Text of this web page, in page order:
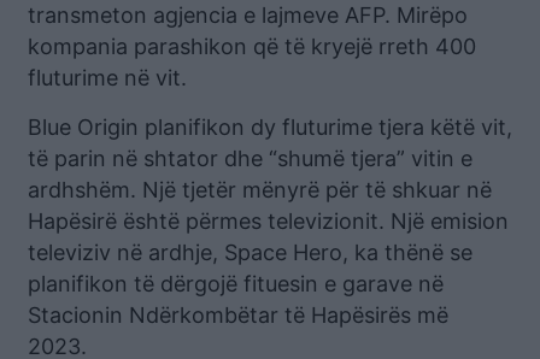
transmeton agjencia e lajmeve AFP. Mirëpo
kompania parashikon që të kryejë rreth 400
fluturime në vit.
Blue Origin planifikon dy fluturime tjera këtë vit,
të parin në shtator dhe “shumë tjera” vitin e
ardhshëm. Një tjetër mënyrë për të shkuar në
Hapësirë është përmes televizionit. Një emision
televiziv në ardhje, Space Hero, ka thënë se
planifikon të dërgojë fituesin e garave në
Stacionin Ndërkombëtar të Hapësirës më
2023.